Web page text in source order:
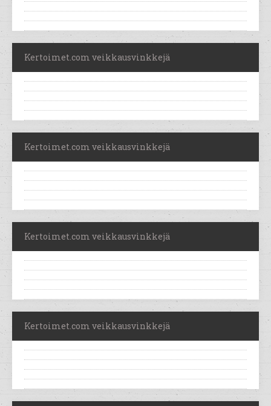
Kertoimet.com veikkausvinkkejä
Kertoimet.com veikkausvinkkejä
Kertoimet.com veikkausvinkkejä
Kertoimet.com veikkausvinkkejä